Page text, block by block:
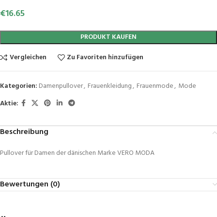
€16.65
PRODUKT KAUFEN
Vergleichen
Zu Favoriten hinzufügen
Kategorien: Damenpullover, Frauenkleidung, Frauenmode, Mode
Aktie:
Beschreibung
Pullover für Damen der dänischen Marke VERO MODA
Bewertungen (0)